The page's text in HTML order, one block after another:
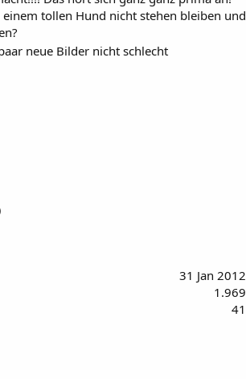
tollen Hund nicht stehen bleiben und
neue Bilder nicht schlecht
31 Jan 2012
1.969
41